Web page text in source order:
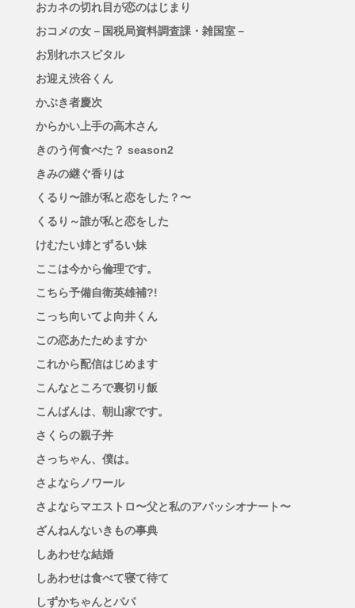
おカネの切れ目が恋のはじまり
おコメの女－国税局資料調査課・雑国室－
お別れホスピタル
お迎え渋谷くん
かぶき者慶次
からかい上手の高木さん
きのう何食べた？ season2
きみの継ぐ香りは
くるり〜誰が私と恋をした？〜
くるり～誰が私と恋をした
けむたい姉とずるい妹
ここは今から倫理です。
こちら予備自衛英雄補?!
こっち向いてよ向井くん
この恋あたためますか
これから配信はじめます
こんなところで裏切り飯
こんばんは、朝山家です。
さくらの親子丼
さっちゃん、僕は。
さよならノワール
さよならマエストロ〜父と私のアパッシオナート〜
ざんねんないきもの事典
しあわせな結婚
しあわせは食べて寝て待て
しずかちゃんとパパ